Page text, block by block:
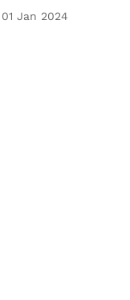
01 Jan 2024